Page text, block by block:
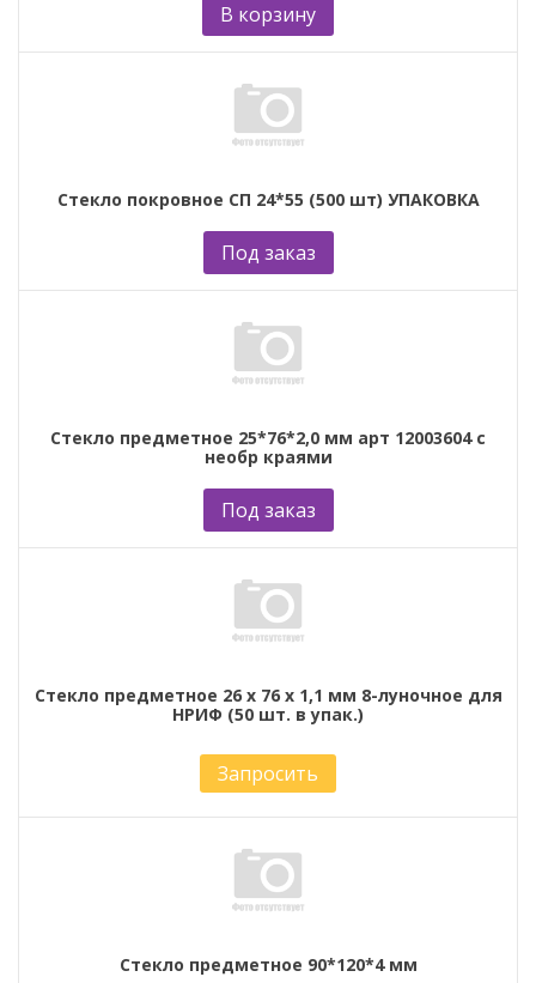
В корзину
Стекло покровное СП 24*55 (500 шт) УПАКОВКА
Под заказ
Стекло предметное 25*76*2,0 мм арт 12003604 с
необр краями
Под заказ
Стекло предметное 26 х 76 х 1,1 мм 8-луночное для
НРИФ (50 шт. в упак.)
Запросить
Стекло предметное 90*120*4 мм